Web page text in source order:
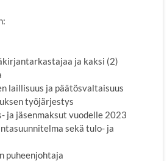
ja kaksi (2)
laillisuus ja päätösvaltaisuus
työjärjestys
ja jäsenmaksut vuodelle 2023
sekä tulo- ja
puheenjohtaja